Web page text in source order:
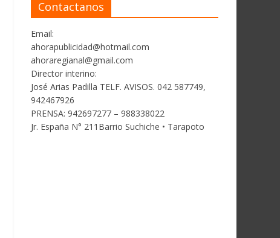
Contactanos
Email:
ahorapublicidad@hotmail.com
ahoraregianal@gmail.com
Director interino:
José Arias Padilla TELF. AVISOS. 042 587749,
942467926
PRENSA: 942697277 – 988338022
Jr. España N° 211Barrio Suchiche • Tarapoto